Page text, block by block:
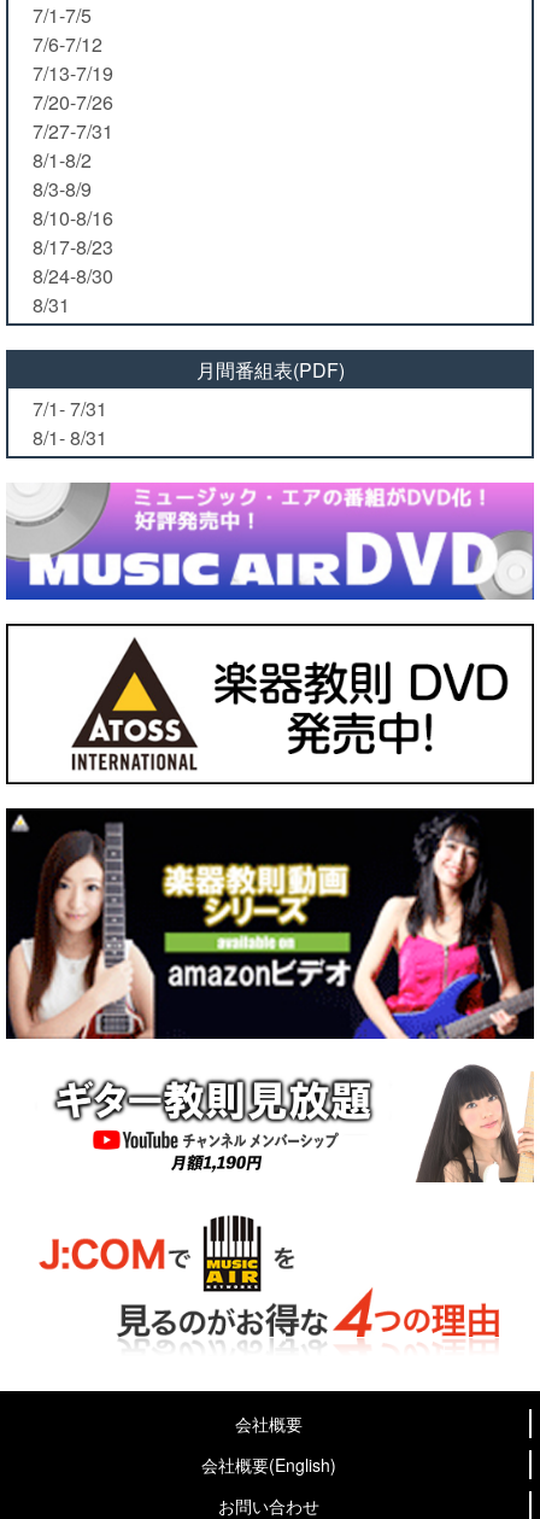
7/1-7/5
7/6-7/12
7/13-7/19
7/20-7/26
7/27-7/31
8/1-8/2
8/3-8/9
8/10-8/16
8/17-8/23
8/24-8/30
8/31
月間番組表(PDF)
7/1- 7/31
8/1- 8/31
会社概要
会社概要(English)
お問い合わせ